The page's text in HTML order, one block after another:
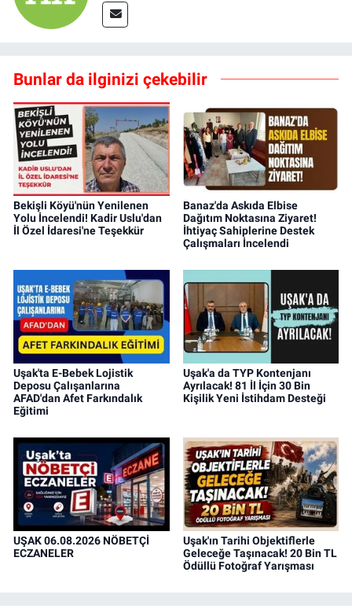
Bunlar da ilginizi çekebilir
Bekişli Köyü'nün Yenilenen
Yolu İncelendi! Kadir Uslu'dan
İl Özel İdaresi'ne Teşekkür
Banaz'da Askıda Elbise
Dağıtım Noktasına Ziyaret!
İhtiyaç Sahiplerine Destek
Çalışmaları İncelendi
Uşak'ta E-Bebek Lojistik
Deposu Çalışanlarına
AFAD'dan Afet Farkındalık
Eğitimi
Uşak'a da TYP Kontenjanı
Ayrılacak! 81 İl İçin 30 Bin
Kişilik Yeni İstihdam Desteği
UŞAK 06.08.2026 NÖBETÇİ
ECZANELER
Uşak'ın Tarihi Objektiflerle
Geleceğe Taşınacak! 20 Bin TL
Ödüllü Fotoğraf Yarışması